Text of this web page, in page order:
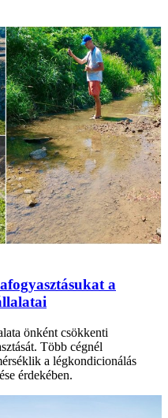
a
önként csökkenti
Több cégnél
a légkondicionálás
érdekében.